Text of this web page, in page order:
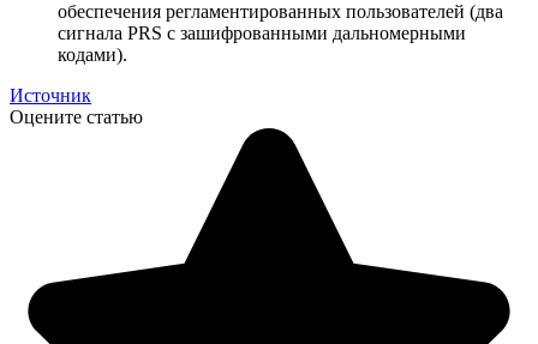
обеспечения регламентированных пользователей (два
сигнала PRS c зашифрованными дальномерными
кодами).
Источник
Оцените статью